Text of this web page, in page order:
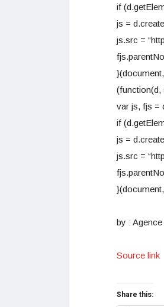
if
js =
js.src =
}(document,
(function(d,
var js, fjs =
if
js =
js.src =
}(document,
by :
Source link
Share this: